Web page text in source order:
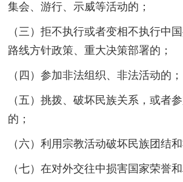
集会、游行、示威等活动的；
（三）拒不执行或者变相不执行中
路线方针政策、重大决策部署的；
（四）参加非法组织、非法活动的；
（五）挑拨、破坏民族关系，或者
的；
（六）利用宗教活动破坏民族团结
（七）在对外交往中损害国家荣誉和